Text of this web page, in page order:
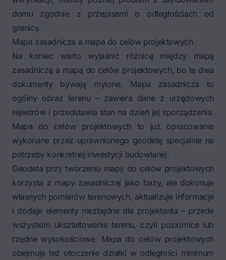
domu zgodnie z przepisami o odległościach od
granicy.
Mapa zasadnicza a mapa do celów projektowych
Na koniec warto wyjaśnić różnicę między mapą
zasadniczą a mapą do celów projektowych, bo te dwa
dokumenty bywają mylone. Mapa zasadnicza to
ogólny obraz terenu – zawiera dane z urzędowych
rejestrów i przedstawia stan na dzień jej sporządzenia.
Mapa do celów projektowych to już opracowanie
wykonane przez uprawnionego geodetę specjalnie na
potrzeby konkretnej inwestycji budowlanej.
Geodeta przy tworzeniu mapy do celów projektowych
korzysta z mapy zasadniczej jako bazy, ale dokonuje
własnych pomiarów terenowych, aktualizuje informacje
i dodaje elementy niezbędne dla projektanta – przede
wszystkim ukształtowanie terenu, czyli poziomice lub
rzędne wysokościowe. Mapa do celów projektowych
obejmuje też otoczenie działki w odległości minimum